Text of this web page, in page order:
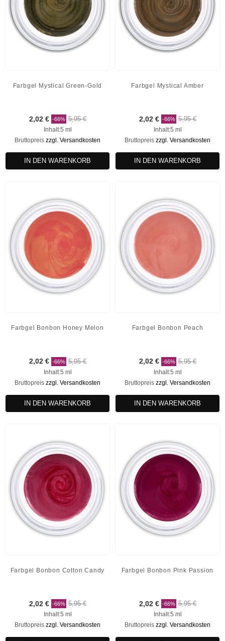
Farbgel Mystical Green-Gold
2,02 € -66% 5,95 €
Inhalt:5 ml
Bruttopreis zzgl. Versandkosten
IN DEN WARENKORB
Farbgel Mystical Amber
2,02 € -66% 5,95 €
Inhalt:5 ml
Bruttopreis zzgl. Versandkosten
IN DEN WARENKORB
Farbgel Bonbon Honey Melon
2,02 € -66% 5,95 €
Inhalt:5 ml
Bruttopreis zzgl. Versandkosten
IN DEN WARENKORB
Farbgel Bonbon Peach
2,02 € -66% 5,95 €
Inhalt:5 ml
Bruttopreis zzgl. Versandkosten
IN DEN WARENKORB
Farbgel Bonbon Cotton Candy
2,02 € -66% 5,95 €
Inhalt:5 ml
Bruttopreis zzgl. Versandkosten
Farbgel Bonbon Pink Passion
2,02 € -66% 5,95 €
Inhalt:5 ml
Bruttopreis zzgl. Versandkosten